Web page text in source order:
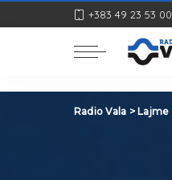
+383 49 23 53 00
Radio Vala > Lajme